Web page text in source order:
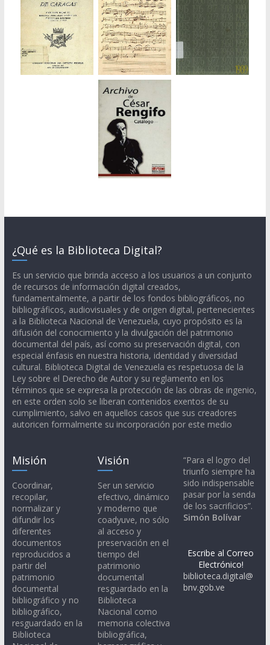
¿Qué es la Biblioteca Digital?
Es un servicio que brinda acceso a los usuarios a un conjunto
de recursos de información digital creados,
fundamentalmente, a partir de los fondos bibliográficos, no
bibliográficos, audiovisuales y de origen digital, pertenecientes
a la Biblioteca Nacional de Venezuela, cuyo propósito es la
difusión del conocimiento y la divulgación del patrimonio
documental del país, así como su preservación digital, con
especial énfasis en nuestra historia, identidad y diversidad
cultural. Biblioteca Digital de Venezuela es respetuosa de la
Ley sobre el Derecho de Autor y su reglamento en los
términos que se expresa la protección de las obras de ingenio,
en este orden solo se liberan contenidos exentos de su
cumplimiento, salvo en aquellos casos que sus creadores
autoricen formalmente su incorporación por este medio
Misión
Coordinar,
recopilar,
normalizar y
difundir los
diferentes
documentos
reproducidos a
partir del
patrimonio
documental
bibliográfico y no
bibliográfico,
resguardado en la
Biblioteca
Visión
Ser un servicio
efectivo, dinámico
y moderno que
coadyuve, no sólo
al acceso y
preservación en el
tiempo del
patrimonio
documental
resguardado en la
Biblioteca
Nacional como
memoria colectiva
bibliográfica,
“Para el logro del
triunfo siempre ha
sido indispensable
pasar por la senda
de los sacrificios”.
Simón Bolívar
Escribe al Correo
Electrónico!
biblioteca.digital@
bnv.gob.ve